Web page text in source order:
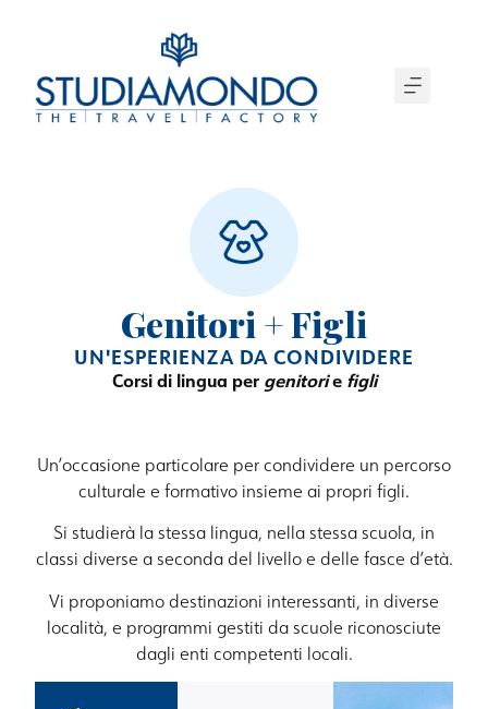
Genitori + Figli
UN'ESPERIENZA DA CONDIVIDERE
Corsi di lingua per genitorie figli
Un’occasione particolare per condividere un percorso
culturale e formativo insieme ai propri figli.
Si studierà la stessa lingua, nella stessa scuola, in
classi diverse a seconda del livello e delle fasce d’età.
Vi proponiamo destinazioni interessanti, in diverse
località, e programmi gestiti da scuole riconosciute
dagli enti competenti locali.